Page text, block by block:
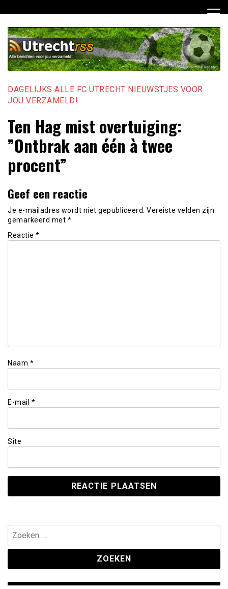
naar
inhoud
DAGELIJKS ALLE FC UTRECHT NIEUWSTJES VOOR
JOU VERZAMELD!
Ten Hag mist overtuiging:
”Ontbrak aan één à twee
procent”
Geef een reactie
Je e-mailadres wordt niet gepubliceerd. Vereiste velden zijn
gemarkeerd met *
Reactie *
Naam *
E-mail *
Site
Zoeken
naar: